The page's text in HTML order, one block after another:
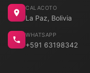
CALACOTO
La Paz, Bolivia
WHATSAPP
+591 63198342